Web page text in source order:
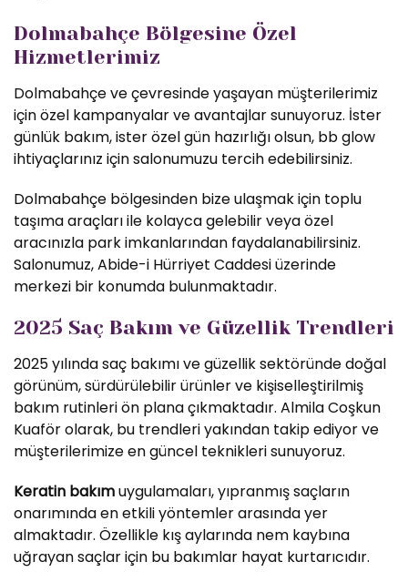
Dolmabahçe Bölgesine Özel
Hizmetlerimiz
Dolmabahçe ve çevresinde yaşayan müşterilerimiz
için özel kampanyalar ve avantajlar sunuyoruz. İster
günlük bakım, ister özel gün hazırlığı olsun, bb glow
ihtiyaçlarınız için salonumuzu tercih edebilirsiniz.
Dolmabahçe bölgesinden bize ulaşmak için toplu
taşıma araçları ile kolayca gelebilir veya özel
aracınızla park imkanlarından faydalanabilirsiniz.
Salonumuz, Abide-i Hürriyet Caddesi üzerinde
merkezi bir konumda bulunmaktadır.
2025 Saç Bakım ve Güzellik Trendleri
2025 yılında saç bakımı ve güzellik sektöründe doğal
görünüm, sürdürülebilir ürünler ve kişiselleştirilmiş
bakım rutinleri ön plana çıkmaktadır. Almila Coşkun
Kuaför olarak, bu trendleri yakından takip ediyor ve
müşterilerimize en güncel teknikleri sunuyoruz.
Keratin bakımuygulamaları, yıpranmış saçların
onarımında en etkili yöntemler arasında yer
almaktadır. Özellikle kış aylarında nem kaybına
uğrayan saçlar için bu bakımlar hayat kurtarıcıdır.